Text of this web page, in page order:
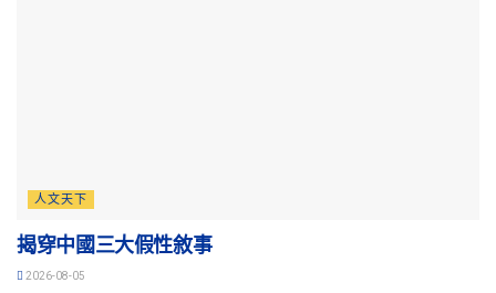
人文天下
揭穿中國三大假性敘事
2026-08-05